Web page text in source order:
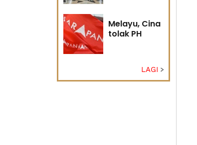
semula
segera
Melayu, Cina
tolak PH
LAGI